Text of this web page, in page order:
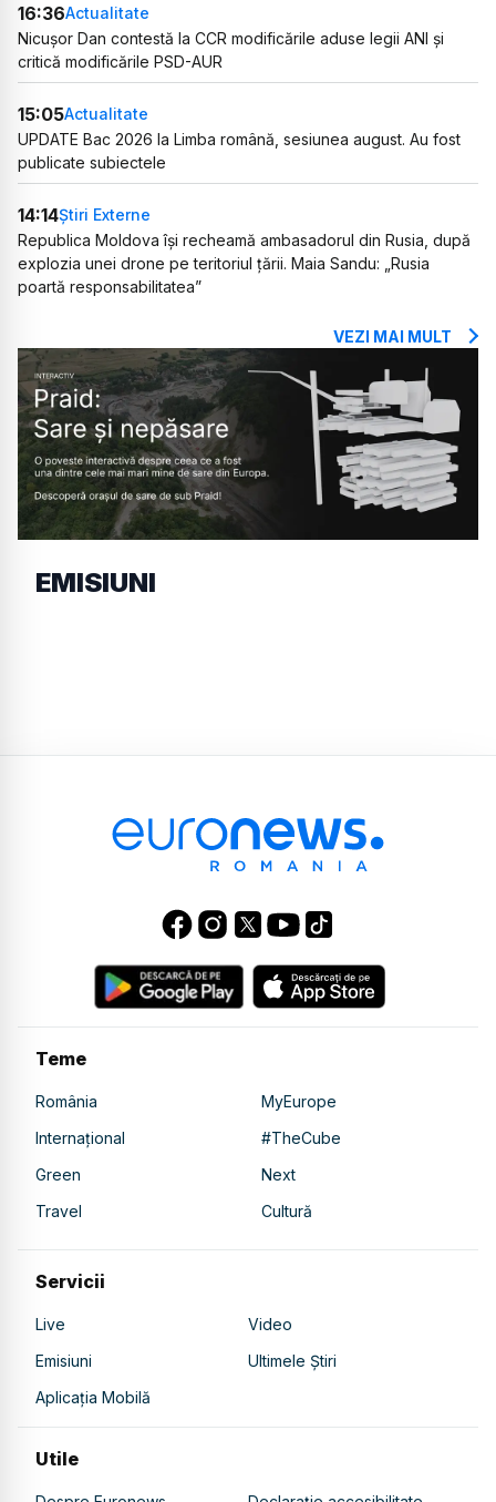
16:36Actualitate
Nicușor Dan contestă la CCR modificările aduse legii ANI și
critică modificările PSD-AUR
15:05Actualitate
UPDATE Bac 2026 la Limba română, sesiunea august. Au fost
publicate subiectele
14:14Știri Externe
Republica Moldova își recheamă ambasadorul din Rusia, după
explozia unei drone pe teritoriul țării. Maia Sandu: „Rusia
poartă responsabilitatea”
VEZI MAI MULT
EMISIUNI
Teme
România
MyEurope
Internațional
#TheCube
Green
Next
Travel
Cultură
Servicii
Live
Video
Emisiuni
Ultimele Știri
Aplicația Mobilă
Utile